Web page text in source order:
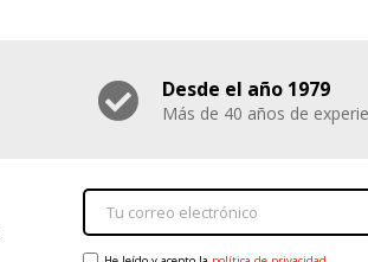
Desde el año 1979
Más de 40 años de